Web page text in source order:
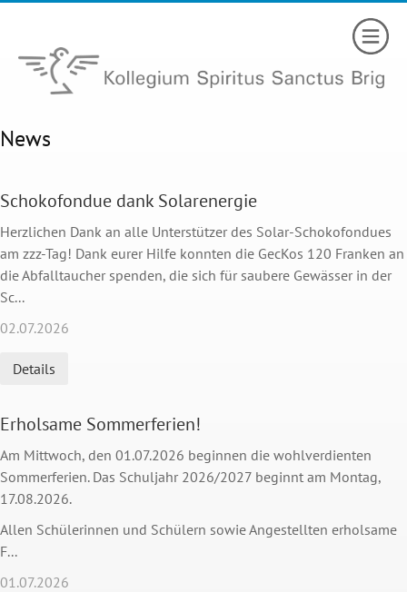
News
Schokofondue dank Solarenergie
Herzlichen Dank an alle Unterstützer des Solar-Schokofondues
am zzz-Tag! Dank eurer Hilfe konnten die GecKos 120 Franken an
die Abfalltaucher spenden, die sich für saubere Gewässer in der
Sc...
02.07.2026
Details
Erholsame Sommerferien!
Am Mittwoch, den 01.07.2026 beginnen die wohlverdienten
Sommerferien. Das Schuljahr 2026/2027 beginnt am Montag,
17.08.2026.
Allen Schülerinnen und Schülern sowie Angestellten erholsame
F...
01.07.2026